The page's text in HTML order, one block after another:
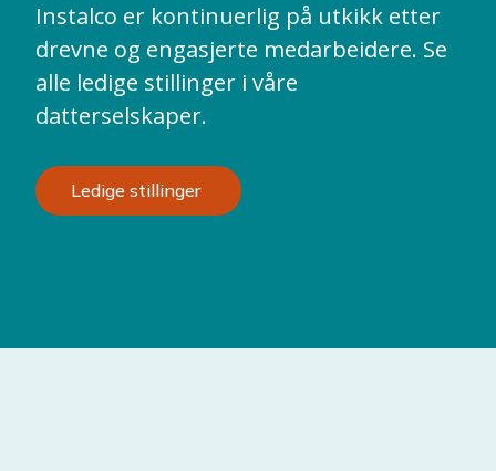
Instalco er kontinuerlig på utkikk etter
drevne og engasjerte medarbeidere. Se
alle ledige stillinger i våre
datterselskaper.
Ledige stillinger